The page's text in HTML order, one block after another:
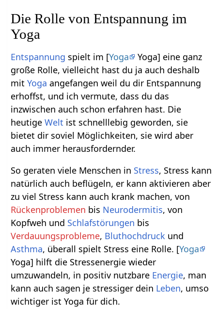
Die Rolle von Entspannung im
Yoga
Entspannung spielt im [Yoga
Yoga] eine ganz
große Rolle, vielleicht hast du ja auch deshalb
mitYoga angefangen weil du dir Entspannung
erhoffst, und ich vermute, dass du das
inzwischen auch schon erfahren hast. Die
heutigeWelt ist schnelllebig geworden, sie
bietet dir soviel Möglichkeiten, sie wird aber
auch immer herausfordernder.
So geraten viele Menschen in Stress, Stress kann
natürlich auch beflügeln, er kann aktivieren aber
zu viel Stress kann auch krank machen, von
Rückenproblemen bis Neurodermitis, von
Kopfweh und Schlafstörungen bis
Verdauungsprobleme, Bluthochdruck und
Asthma, überall spielt Stress eine Rolle. [Yoga
Yoga] hilft die Stressenergie wieder
umzuwandeln, in positiv nutzbare Energie, man
kann auch sagen je stressiger dein Leben, umso
wichtiger ist Yoga für dich.